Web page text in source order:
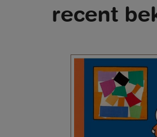
recent